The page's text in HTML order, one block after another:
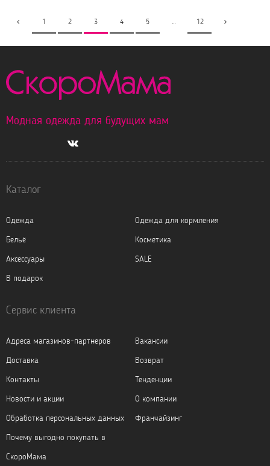
1 2 3 4 5 12
Модная одежда для будущих мам
Каталог
Одежда
Одежда для кормления
Бельё
Косметика
Аксессуары
SALE
В подарок
Сервис клиента
Адреса магазинов-партнеров
Вакансии
Доставка
Возврат
Контакты
Тенденции
Новости и акции
О компании
Обработка персональных данных
Франчайзинг
Почему выгодно покупать в
СкороМама